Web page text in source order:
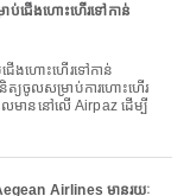
ប់ជើងហោះហើរទៅកាន់
យចូលសម្រាប់ការហោះហើរ
ែលមាននៅលើ Airpaz ដើម្បី
Airlines មានរយៈ